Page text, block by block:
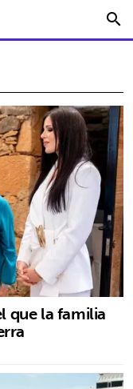
search
que la familia